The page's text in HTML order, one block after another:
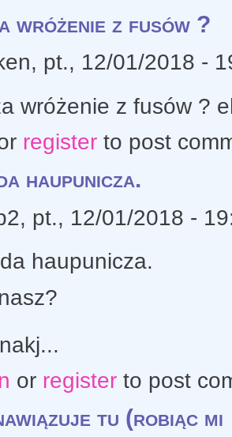
wróżenie z fusów ?
, pt., 12/01/2018 -
wróżenie z fusów ?
registerto post
haupunicza.
, pt., 12/01/2018 -
haupunicza.
or registerto post
tu (robiąc mi